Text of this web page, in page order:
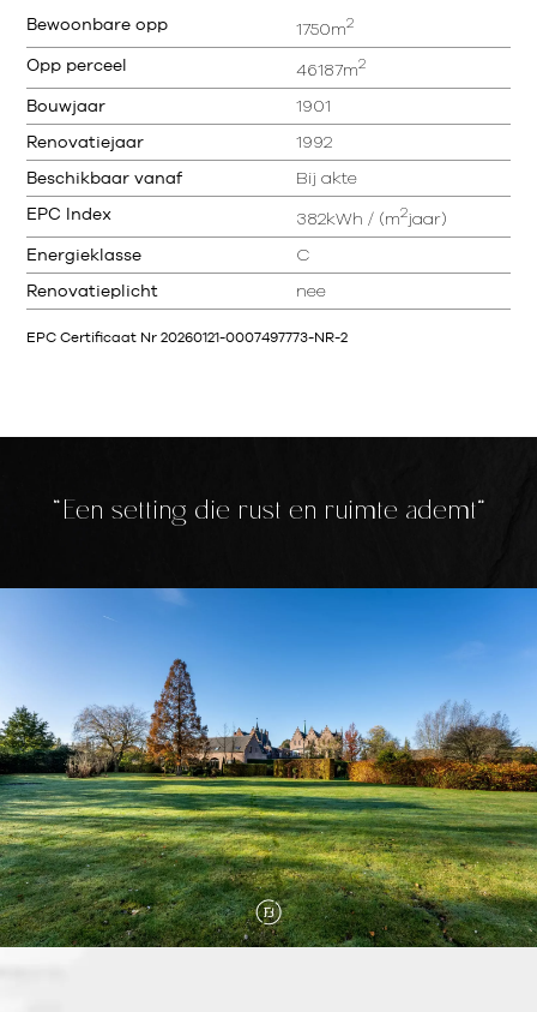
Bewoonbare opp 1750m2
Opp perceel 46187m2
Bouwjaar 1901
Renovatiejaar 1992
Beschikbaar vanaf Bij akte
EPC Index 382kWh / (m2jaar)
Energieklasse C
Renovatieplicht nee
EPC Certificaat Nr 20260121-0007497773-NR-2
Een setting die rust en ruimte ademt